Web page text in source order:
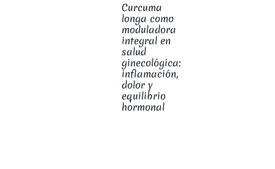
Curcuma
longa como
moduladora
integral en
salud
ginecológica:
inflamación,
dolor y
equilibrio
hormonal